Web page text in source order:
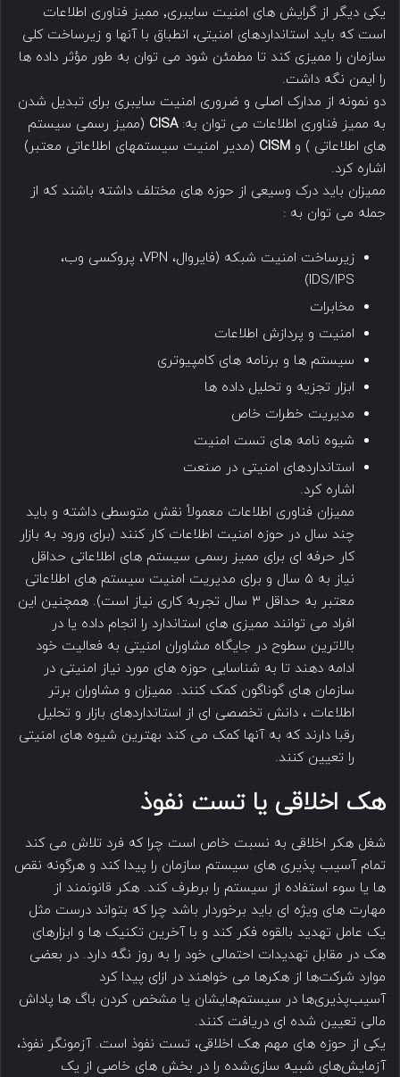
یکی دیگر از گرایش های امنیت سایبری٬ ممیز فناوری اطلاعات
است که باید استانداردهای امنیتی، انطباق با آنها و زیرساخت کلی
سازمان را ممیزی کند تا مطمئن شود می توان به طور مؤثر داده ها
را ایمن نگه داشت.
دو نمونه از مدارک اصلی و ضروری امنیت سایبری برای تبدیل شدن
به ممیز فناوری اطلاعات می توان به: CISA
(ممیز رسمی سیستم
های اطلاعاتی ) و CISM (مدیر امنیت سیستمهای اطلاعاتی معتبر)
اشاره کرد.
ممیزان باید درک وسیعی از حوزه های مختلف داشته باشند که از
جمله می توان به :
زیرساخت امنیت شبکه (فایروال، VPN، پروکسی وب،
IDS/IPS)
مخابرات
امنیت و پردازش اطلاعات
سیستم ها و برنامه های کامپیوتری
ابزار تجزیه و تحلیل داده ها
مدیریت خطرات خاص
شیوه نامه های تست امنیت
استانداردهای امنیتی در صنعت
اشاره کرد.
ممیزان فناوری اطلاعات معمولاً نقش متوسطی داشته و باید
چند سال در حوزه امنیت اطلاعات کار کنند (برای ورود به بازار
کار حرفه ای برای ممیز رسمی سیستم های اطلاعاتی حداقل
نیاز به ۵ سال و برای مدیریت امنیت سیستم های اطلاعاتی
معتبر به حداقل ۳ سال تجربه کاری نیاز است). همچنین این
افراد می توانند ممیزی های استاندارد را انجام داده یا در
بالاترین سطوح در جایگاه مشاوران امنیتی به فعالیت خود
ادامه دهند تا به شناسایی حوزه های مورد نیاز امنیتی در
سازمان های گوناگون کمک کنند. ممیزان و مشاوران برتر
اطلاعات ، دانش تخصصی ای از استانداردهای بازار و تحلیل
رقبا دارند که به آنها کمک می کند بهترین شیوه های امنیتی
را تعیین کنند.
هک اخلاقی یا تست نفوذ
شغل هکر اخلاقی به نسبت خاص است چرا که فرد تلاش می کند
تمام آسیب پذیری های سیستم سازمان را پیدا کند و هرگونه نقص
ها یا سوء استفاده از سیستم را برطرف کند. هکر قانونمند از
مهارت های ویژه ای باید برخوردار باشد چرا که بتواند درست مثل
یک عامل تهدید بالقوه فکر کند و با آخرین تکنیک ها و ابزارهای
هک در مقابل تهدیدات احتمالی خود را به روز نگه دارد. در بعضی
موارد شرکت‌ها از هکرها می خواهند در ازای پیدا کرد
آسیب‌پذیری‌ها در سیستم‌هایشان یا مشخص کردن باگ ها پاداش
مالی تعیین شده ای دریافت کنند.
یکی از حوزه های مهم هک اخلاقی، تست نفوذ است. آزمونگر نفوذ،
آزمایش‌های شبیه‌ سازی‌شده‌ را در بخش های خاصی از یک